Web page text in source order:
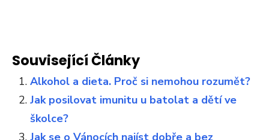
Související Články
Alkohol a dieta. Proč si nemohou rozumět?
Jak posilovat imunitu u batolat a dětí ve
školce?
Jak se o Vánocích najíst dobře a bez